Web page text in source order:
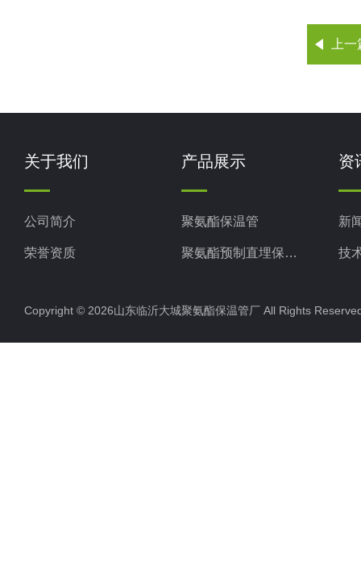
上
关于我们
公司简介
荣誉资质
产品展示
聚氨酯保温管
聚氨酯预制直埋保温管
聚氨酯发泡保温管
资
新
技
Copyright © 2026山东临沂大城聚氨酯保温管厂 All Rights